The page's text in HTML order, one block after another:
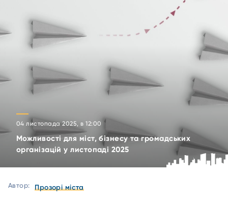
04 листопада 2025, в 12:00
Можливості для міст, бізнесу та громадських
організацій у листопаді 2025
Автор: Прозорі міста